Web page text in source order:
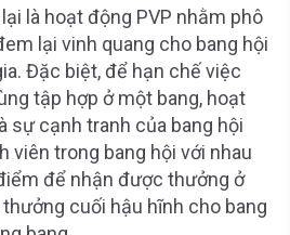
là hoạt động PVP nhằm phô
lại vinh quang cho bang hội
Đặc biệt, để hạn chế việc
tập hợp ở một bang, hoạt
sự cạnh tranh của bang hội
viên trong bang hội với nhau
để nhận được thưởng ở
cuối hậu hĩnh cho bang